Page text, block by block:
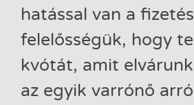
hatással van a
felelősségük, hogy
kvótát, amit
az egyik varrónő